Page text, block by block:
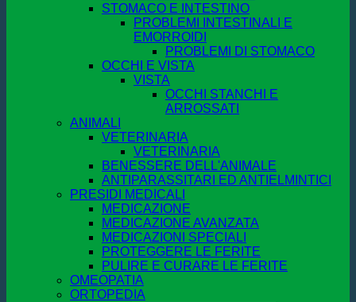
STOMACO E INTESTINO
PROBLEMI INTESTINALI E
EMORROIDI
PROBLEMI DI STOMACO
OCCHI E VISTA
VISTA
OCCHI STANCHI E
ARROSSATI
ANIMALI
VETERINARIA
VETERINARIA
BENESSERE DELL'ANIMALE
ANTIPARASSITARI ED ANTIELMINTICI
PRESIDI MEDICALI
MEDICAZIONE
MEDICAZIONE AVANZATA
MEDICAZIONI SPECIALI
PROTEGGERE LE FERITE
PULIRE E CURARE LE FERITE
OMEOPATIA
ORTOPEDIA